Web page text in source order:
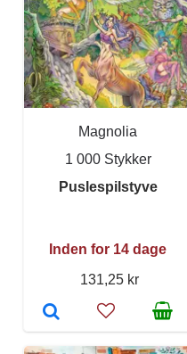
Magnolia
1 000 Stykker
Puslespilstyve
Inden for 14 dage
131,25 kr